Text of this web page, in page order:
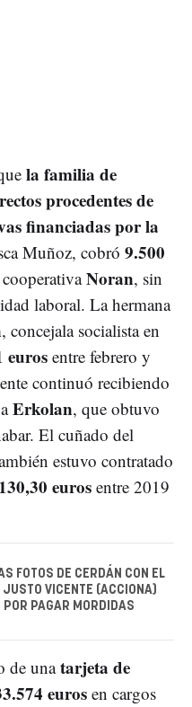
la familia de
procedentes de
financiadas por la
Muñoz, cobró 9.500
Noran, sin
laboral. La hermana
, concejala socialista en
eurosentre febrero y
continuó recibiendo
Erkolan, que obtuvo
El cuñado del
estuvo contratado
eurosentre 2019
FOTOS DE CERDÁN CON EL
JUSTO VICENTE (ACCIONA)
POR PAGAR MORDIDAS
de unatarjeta de
euros en cargos